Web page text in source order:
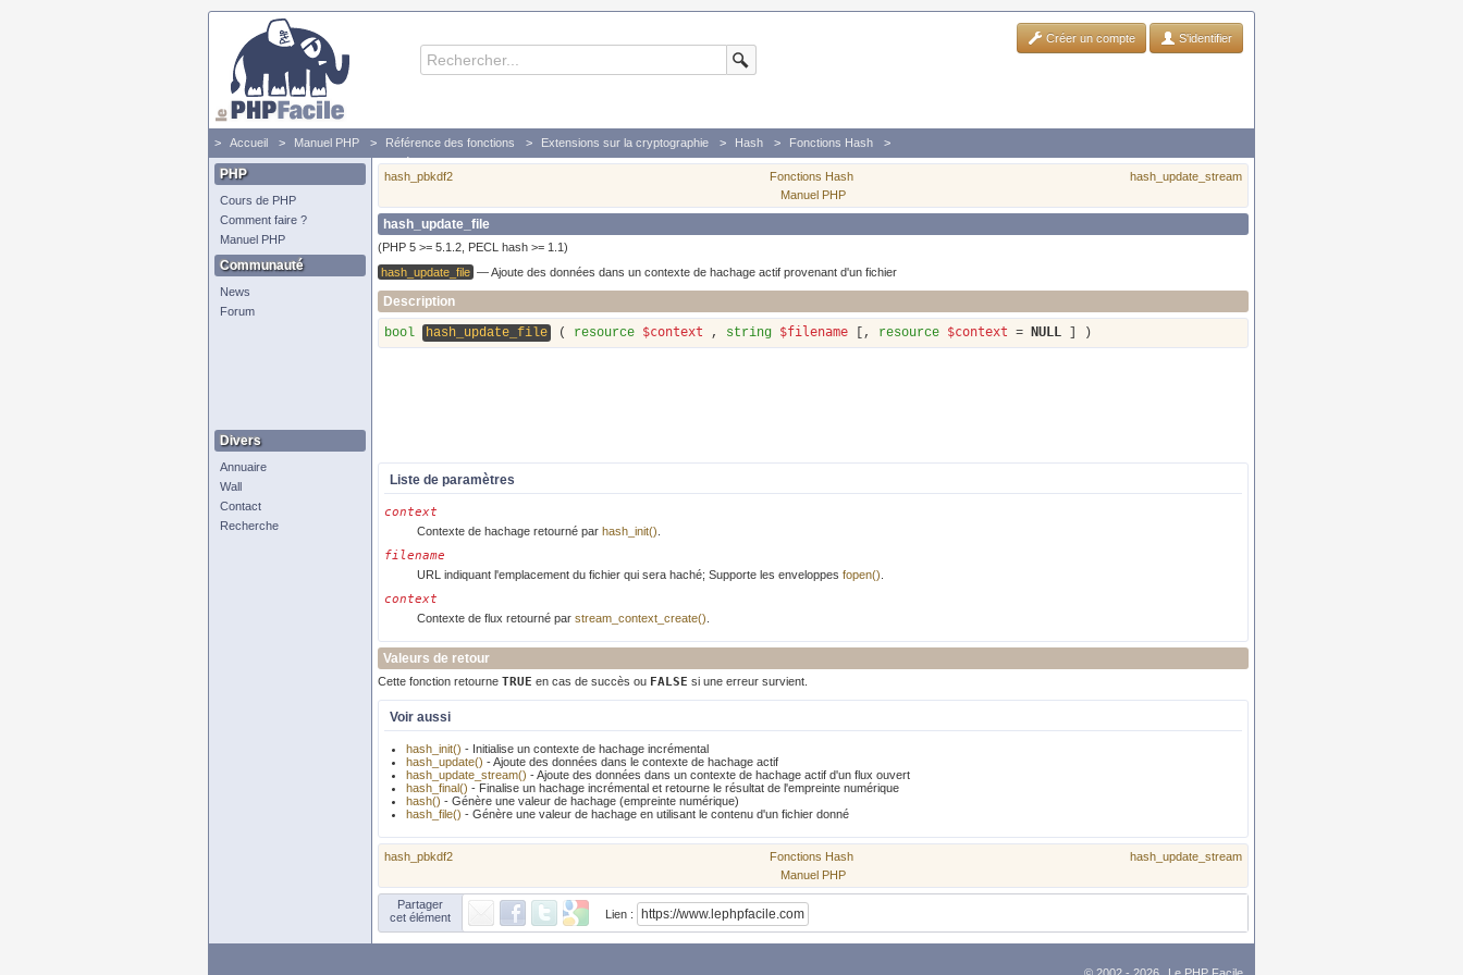
Créer un compte S'identifier
Accueil Manuel PHP Référence des fonctions Extensions sur la cryptographie Hash
Fonctions Hash
hash_update_file - Ajoute des données dans un contexte de hachage actif provenant d'un fichier
PHP
Cours de PHP
Comment faire ?
Manuel PHP
Communauté
News
Forum
Divers
Annuaire
Wall
Contact
Recherche
hash_pbkdf2 Fonctions Hash
hash_update_stream
Manuel PHP
hash_update_file
(PHP 5 >= 5.1.2, PECL hash >= 1.1)
hash_update_file —Ajoute des données dans un contexte de hachage actif provenant d'un fichier
Description
bool hash_update_file ( resource $context , string $filename [, resource $context = NULL ] )
Liste de paramètres
context
Contexte de hachage retourné par hash_init()
filename
URL indiquant l'emplacement du fichier qui sera haché; Supporte les enveloppes fopen()
context
Contexte de flux retourné par stream_context_create()
Valeurs de retour
Cette fonction retourne TRUE en cas de succès ou FALSE si une erreur survient.
Voir aussi
hash_init() - Initialise un contexte de hachage incrémental
hash_update() - Ajoute des données dans le contexte de hachage actif
hash_update_stream() - Ajoute des données dans un contexte de hachage actif d'un flux ouvert
hash_final() - Finalise un hachage incrémental et retourne le résultat de l'empreinte numérique
hash() - Génère une valeur de hachage (empreinte numérique)
hash_file() - Génère une valeur de hachage en utilisant le contenu d'un fichier donné
hash_pbkdf2 Fonctions Hash
hash_update_stream
Manuel PHP
Partager
cet élément
Lien :